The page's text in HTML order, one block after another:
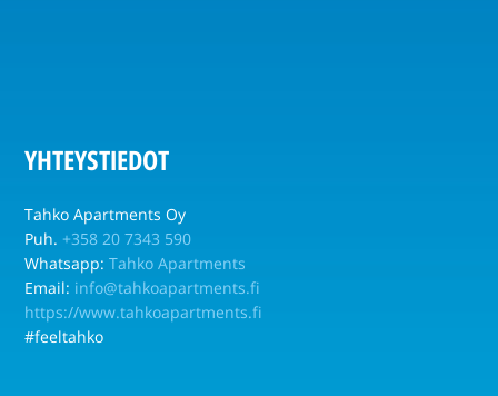
YHTEYSTIEDOT
Tahko Apartments Oy
Puh. +358 20 7343 590
Whatsapp:Tahko Apartments
Email: info@tahkoapartments.fi
https://www.tahkoapartments.fi
#feeltahko